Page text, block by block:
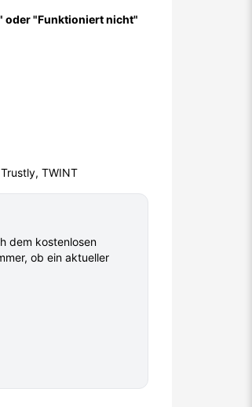
oder "Funktioniert nicht"
TWINT
dem kostenlosen
ob ein aktueller